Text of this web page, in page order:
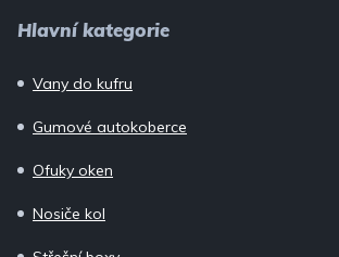
Hlavní kategorie
Vany do kufru
Gumové autokoberce
Ofuky oken
Nosiče kol